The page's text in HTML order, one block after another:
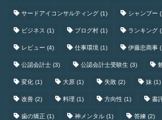
サードアイコンサルティング (1) シャンプー
ビジネス (1) ブログ村 (1) ランキング
レビュー (4) 仕事環境 (1) 伊藤忠商事
公認会計士 (3) 公認会計士受験生 (3)
変化 (1) 大原 (1) 失敗 (2) 妹 (1)
改善 (2) 料理 (1) 方向性 (1) 書
歯の矯正 (1) 神メンタル (1) 答練 (2)